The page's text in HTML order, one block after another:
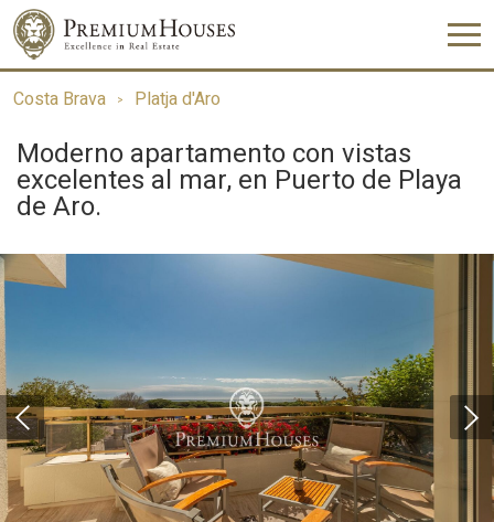
Costa Brava Platja d'Aro
Moderno apartamento con vistas
excelentes al mar, en Puerto de Playa
de Aro.